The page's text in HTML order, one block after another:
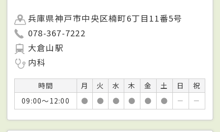
兵庫県神戸市中央区楠町6丁目11番5号
078-367-7222
大倉山駅
内科
時間 月 火 水 木 金 土 日
祝
09:00～12:00
● ● ● ● ● ● － －